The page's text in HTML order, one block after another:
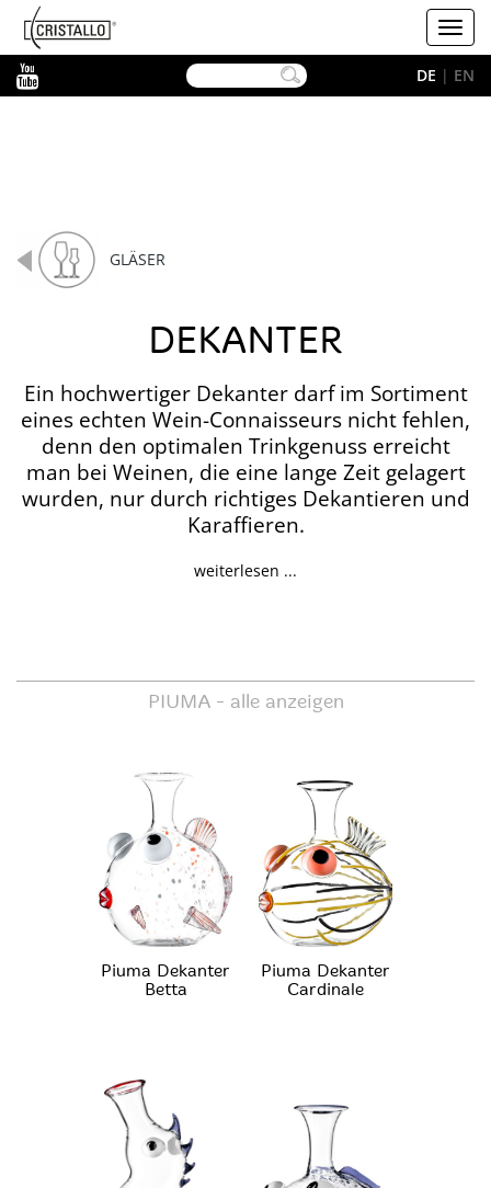
Cristallo
DE | EN
GLÄSER
DEKANTER
Ein hochwertiger Dekanter darf im Sortiment
eines echten Wein-Connaisseurs nicht fehlen,
denn den optimalen Trinkgenuss erreicht
man bei Weinen, die eine lange Zeit gelagert
wurden, nur durch richtiges Dekantieren und
Karaffieren.
weiterlesen ...
PIUMA - alle anzeigen
Piuma Dekanter
Betta
Piuma Dekanter
Cardinale